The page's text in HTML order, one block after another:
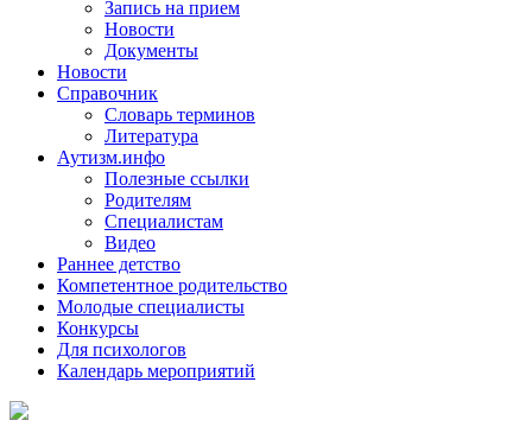
Запись на прием
Новости
Документы
Новости
Справочник
Словарь терминов
Литература
Аутизм.инфо
Полезные ссылки
Родителям
Специалистам
Видео
Раннее детство
Компетентное родительство
Молодые специалисты
Конкурсы
Для психологов
Календарь мероприятий